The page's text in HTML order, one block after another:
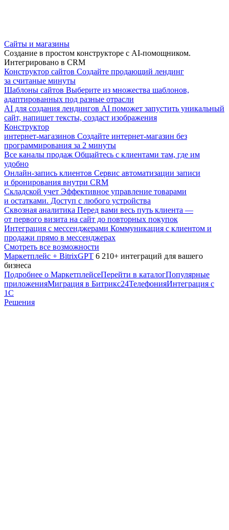
Сайты и магазины
Создание в простом конструкторе с AI-помощником.
Интегрировано в CRM
Конструктор сайтов Создайте продающий лендинг
за считаные минуты
Шаблоны сайтов Выберите из множества шаблонов,
адаптированных под разные отрасли
AI для создания лендингов AI поможет запустить уникальный
сайт, напишет тексты, создаст изображения
Конструктор
интернет-магазинов Создайте интернет-магазин без
программирования за 2 минуты
Все каналы продаж Общайтесь с клиентами там, где им
удобно
Онлайн-запись клиентов Сервис автоматизации записи
и бронирования внутри CRM
Складской учет Эффективное управление товарами
и остатками. Доступ с любого устройства
Сквозная аналитика Перед вами весь путь клиента —
от первого визита на сайт до повторных покупок
Интеграция с мессенджерами Коммуникация с клиентом и
продажи прямо в мессенджерах
Смотреть все возможности
Маркетплейс + BitrixGPT 6 210+ интеграций для вашего
бизнеса
Подробнее о МаркетплейсеПерейти в каталогПопулярные
приложенияМиграция в Битрикс24ТелефонияИнтеграция с
1С
Решения